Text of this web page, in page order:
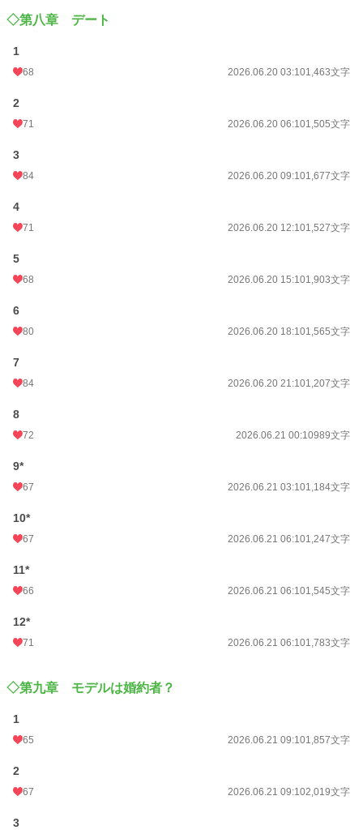
◇第八章 デート
1
68 2026.06.20 03:101,463文字
2
71 2026.06.20 06:101,505文字
3
84 2026.06.20 09:101,677文字
4
71 2026.06.20 12:101,527文字
5
68 2026.06.20 15:101,903文字
6
80 2026.06.20 18:101,565文字
7
84 2026.06.20 21:101,207文字
8
72 2026.06.21 00:10989文字
9*
67 2026.06.21 03:101,184文字
10*
67 2026.06.21 06:101,247文字
11*
66 2026.06.21 06:101,545文字
12*
71 2026.06.21 06:101,783文字
◇第九章 モデルは婚約者？
1
65 2026.06.21 09:101,857文字
2
67 2026.06.21 09:102,019文字
3